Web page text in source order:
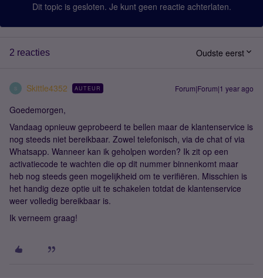
Dit topic is gesloten. Je kunt geen reactie achterlaten.
2 reacties Oudste eerst
S Skittle4352 AUTEUR Forum|Forum|1 year ago
Goedemorgen,
Vandaag opnieuw geprobeerd te bellen maar de klantenservice is
nog steeds niet bereikbaar. Zowel telefonisch, via de chat of via
Whatsapp. Wanneer kan ik geholpen worden? Ik zit op een
activatiecode te wachten die op dit nummer binnenkomt maar
heb nog steeds geen mogelijkheid om te verifiëren. Misschien is
het handig deze optie uit te schakelen totdat de klantenservice
weer volledig bereikbaar is.
Ik verneem graag!